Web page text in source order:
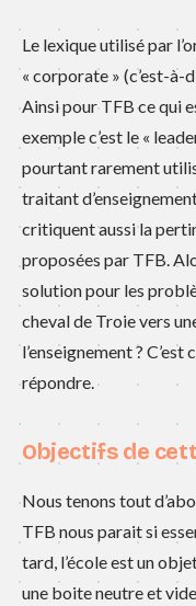
Le lexique utilisé par
« corporate » (c’est-à-
Ainsi pour TFB ce qui
exemple c’est le «
pourtant rarement
traitant
critiquent aussi la
proposées par TFB.
solution pour les
cheval de Troie vers
l’enseignement ?
répondre.
Objectifs de
Nous tenons tout
TFB nous parait si
tard, l’école est un
une boite neutre et